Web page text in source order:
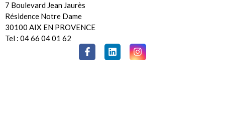
7 Boulevard Jean Jaurès
Résidence Notre Dame
30100 AIX EN PROVENCE
Tel : 04 66 04 01 62